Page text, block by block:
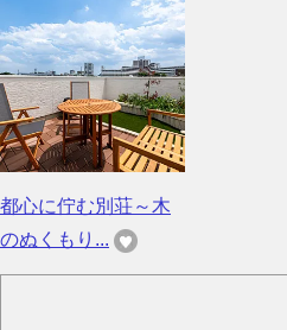
都心に佇む別荘～木
のぬくもり...